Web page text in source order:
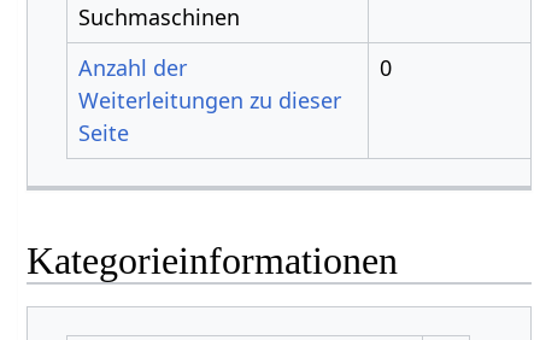
Suchmaschinen
Anzahl der
Weiterleitungen zu dieser
Seite
0
Kategorieinformationen